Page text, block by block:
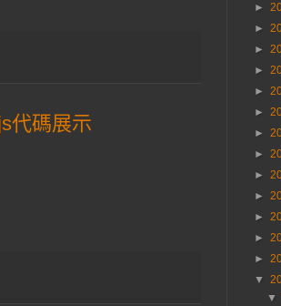
代碼展示
►
►
►
►
►
►
►
►
►
►
►
►
►
▼